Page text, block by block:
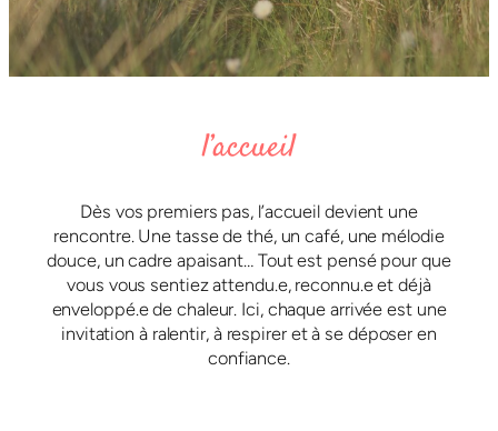
l’accueil
Dès vos premiers pas, l’accueil devient une
rencontre. Une tasse de thé, un café, une mélodie
douce, un cadre apaisant… Tout est pensé pour que
vous vous sentiez attendu.e, reconnu.e et déjà
enveloppé.e de chaleur. Ici, chaque arrivée est une
invitation à ralentir, à respirer et à se déposer en
confiance.